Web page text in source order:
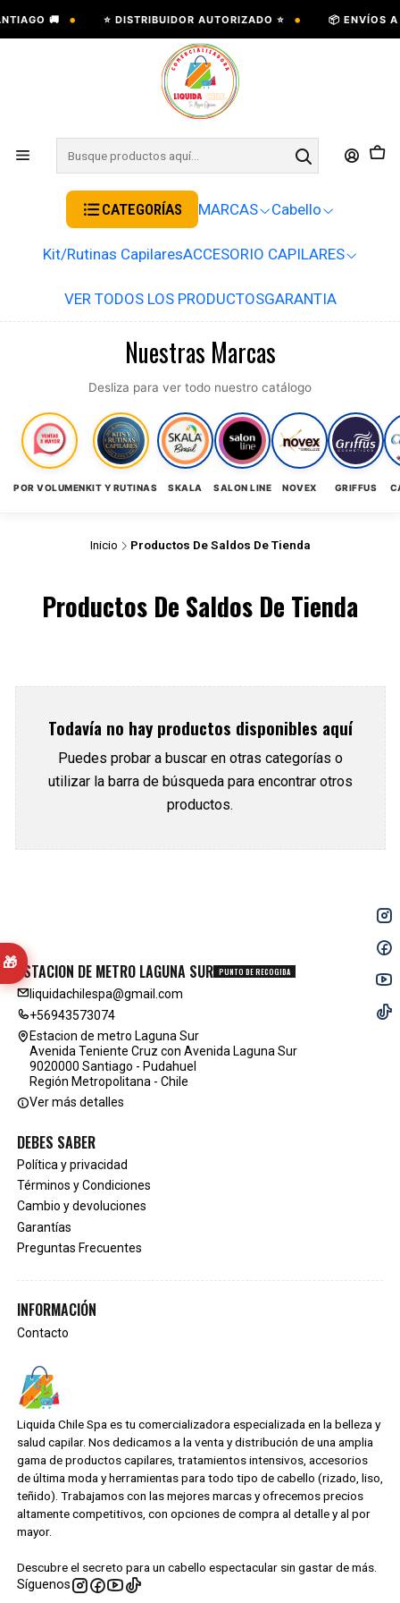
🎁
🚚 • ⭐ DISTRIBUIDOR AUTORIZADO ⭐ • 📦 ENVÍOS A
CATEGORÍAS MARCAS Cabello
Kit/Rutinas CapilaresACCESORIO CAPILARES
VER TODOS LOS PRODUCTOSGARANTIA
Nuestras Marcas
Desliza para ver todo nuestro catálogo
POR VOLUMENKIT Y RUTINAS SKALA SALON LINE NOVEX GRIFFUS
Inicio Productos De Saldos De Tienda
Productos De Saldos De Tienda
Todavía no hay productos disponibles aquí
Puedes probar a buscar en otras categorías o
utilizar la barra de búsqueda para encontrar otros
productos.
ESTACION DE METRO LAGUNA SUR PUNTO DE RECOGIDA
liquidachilespa@gmail.com
+56943573074
Estacion de metro Laguna Sur
Avenida Teniente Cruz con Avenida Laguna Sur
9020000 Santiago - Pudahuel
Región Metropolitana - Chile
Ver más detalles
DEBES SABER
Política y privacidad
Términos y Condiciones
Cambio y devoluciones
Garantías
Preguntas Frecuentes
INFORMACIÓN
Contacto
Liquida Chile Spa es tu comercializadora especializada en la belleza y
salud capilar. Nos dedicamos a la venta y distribución de una amplia
gama de productos capilares, tratamientos intensivos, accesorios
de última moda y herramientas para todo tipo de cabello (rizado, liso,
teñido). Trabajamos con las mejores marcas y ofrecemos precios
altamente competitivos, con opciones de compra al detalle y al por
mayor.
Descubre el secreto para un cabello espectacular sin gastar de más.
Síguenos